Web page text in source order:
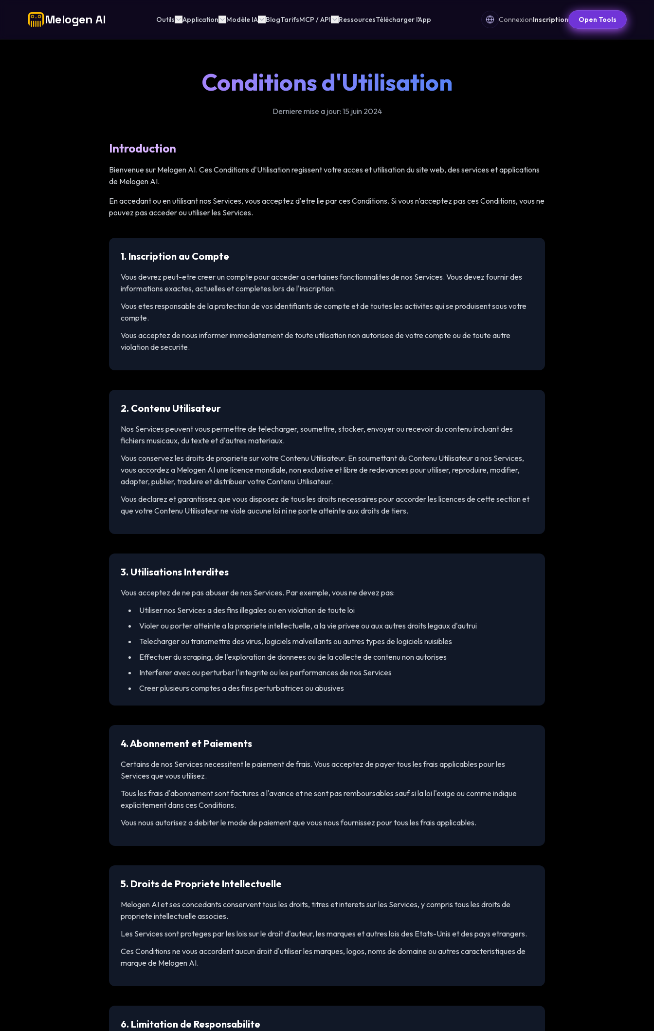
Melogen AI Outils Application Modèle IA BlogTarifsMCP / API RessourcesTélécharger l'App ConnexionInscription Open Tools
Conditions d'Utilisation
Derniere mise a jour: 15 juin 2024
Introduction
Bienvenue sur Melogen AI. Ces Conditions d'Utilisation regissent votre acces et utilisation du site web, des services et applications
de Melogen AI.
En accedant ou en utilisant nos Services, vous acceptez d'etre lie par ces Conditions. Si vous n'acceptez pas ces Conditions, vous ne
pouvez pas acceder ou utiliser les Services.
1. Inscription au Compte
Vous devrez peut-etre creer un compte pour acceder a certaines fonctionnalites de nos Services. Vous devez fournir des
informations exactes, actuelles et completes lors de l'inscription.
Vous etes responsable de la protection de vos identifiants de compte et de toutes les activites qui se produisent sous votre
compte.
Vous acceptez de nous informer immediatement de toute utilisation non autorisee de votre compte ou de toute autre
violation de securite.
2. Contenu Utilisateur
Nos Services peuvent vous permettre de telecharger, soumettre, stocker, envoyer ou recevoir du contenu incluant des
fichiers musicaux, du texte et d'autres materiaux.
Vous conservez les droits de propriete sur votre Contenu Utilisateur. En soumettant du Contenu Utilisateur a nos Services,
vous accordez a Melogen AI une licence mondiale, non exclusive et libre de redevances pour utiliser, reproduire, modifier,
adapter, publier, traduire et distribuer votre Contenu Utilisateur.
Vous declarez et garantissez que vous disposez de tous les droits necessaires pour accorder les licences de cette section et
que votre Contenu Utilisateur ne viole aucune loi ni ne porte atteinte aux droits de tiers.
3. Utilisations Interdites
Vous acceptez de ne pas abuser de nos Services. Par exemple, vous ne devez pas:
Utiliser nos Services a des fins illegales ou en violation de toute loi
Violer ou porter atteinte a la propriete intellectuelle, a la vie privee ou aux autres droits legaux d'autrui
Telecharger ou transmettre des virus, logiciels malveillants ou autres types de logiciels nuisibles
Effectuer du scraping, de l'exploration de donnees ou de la collecte de contenu non autorises
Interferer avec ou perturber l'integrite ou les performances de nos Services
Creer plusieurs comptes a des fins perturbatrices ou abusives
4. Abonnement et Paiements
Certains de nos Services necessitent le paiement de frais. Vous acceptez de payer tous les frais applicables pour les
Services que vous utilisez.
Tous les frais d'abonnement sont factures a l'avance et ne sont pas remboursables sauf si la loi l'exige ou comme indique
explicitement dans ces Conditions.
Vous nous autorisez a debiter le mode de paiement que vous nous fournissez pour tous les frais applicables.
5. Droits de Propriete Intellectuelle
Melogen AI et ses concedants conservent tous les droits, titres et interets sur les Services, y compris tous les droits de
propriete intellectuelle associes.
Les Services sont proteges par les lois sur le droit d'auteur, les marques et autres lois des Etats-Unis et des pays etrangers.
Ces Conditions ne vous accordent aucun droit d'utiliser les marques, logos, noms de domaine ou autres caracteristiques de
marque de Melogen AI.
6. Limitation de Responsabilite